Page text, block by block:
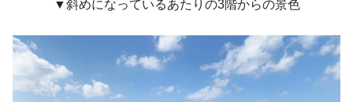
▼斜めになっているあたりの3階からの景色